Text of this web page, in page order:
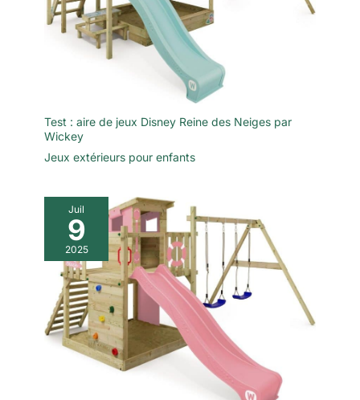
Test : aire de jeux Disney Reine des Neiges par
Wickey
Jeux extérieurs pour enfants
Juil
9
2025